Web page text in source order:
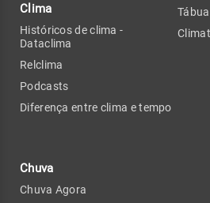
Clima
Históricos de clima -
Dataclima
Relclima
Podcasts
Diferença entre clima e tempo
Chuva
Chuva Agora